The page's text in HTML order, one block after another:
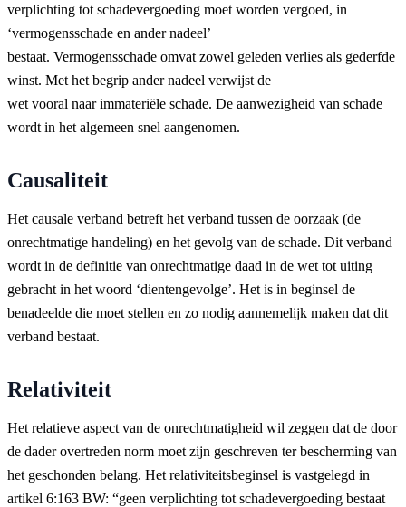
verplichting tot schadevergoeding moet worden vergoed, in
‘vermogensschade en ander nadeel’
bestaat. Vermogensschade omvat zowel geleden verlies als gederfde
winst. Met het begrip ander nadeel verwijst de
wet vooral naar immateriële schade. De aanwezigheid van schade
wordt in het algemeen snel aangenomen.
Causaliteit
Het causale verband betreft het verband tussen de oorzaak (de
onrechtmatige handeling) en het gevolg van de schade. Dit verband
wordt in de definitie van onrechtmatige daad in de wet tot uiting
gebracht in het woord ‘dientengevolge’. Het is in beginsel de
benadeelde die moet stellen en zo nodig aannemelijk maken dat dit
verband bestaat.
Relativiteit
Het relatieve aspect van de onrechtmatigheid wil zeggen dat de door
de dader overtreden norm moet zijn geschreven ter bescherming van
het geschonden belang. Het relativiteitsbeginsel is vastgelegd in
artikel 6:163 BW: “geen verplichting tot schadevergoeding bestaat